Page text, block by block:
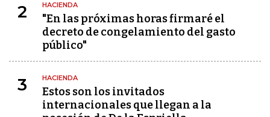
2 HACIENDA
"En las próximas horas firmaré el
decreto de congelamiento del gasto
público"
3 HACIENDA
Estos son los invitados
internacionales que llegan a la